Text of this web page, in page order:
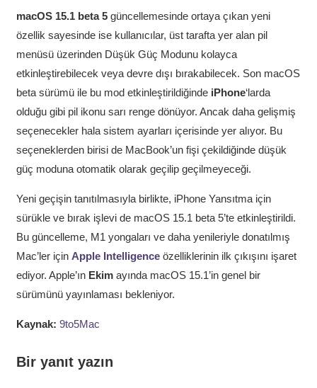
macOS 15.1 beta 5güncellemesinde ortaya çıkan yeni
özellik sayesinde ise kullanıcılar, üst tarafta yer alan pil
menüsü üzerinden Düşük Güç Modunu kolayca
etkinleştirebilecek veya devre dışı bırakabilecek. Son macOS
beta sürümü ile bu mod etkinleştirildiğinde iPhone‘larda
olduğu gibi pil ikonu sarı renge dönüyor. Ancak daha gelişmiş
seçenecekler hala sistem ayarları içerisinde yer alıyor. Bu
seçeneklerden birisi de MacBook’un fişi çekildiğinde düşük
güç moduna otomatik olarak geçilip geçilmeyeceği.
Yeni geçişin tanıtılmasıyla birlikte, iPhone Yansıtma için
sürükle ve bırak işlevi de macOS 15.1 beta 5’te etkinleştirildi.
Bu güncelleme, M1 yongaları ve daha yenileriyle donatılmış
Mac’ler için Apple Intelligenceözelliklerinin ilk çıkışını işaret
ediyor. Apple’ın Ekimayında macOS 15.1’in genel bir
sürümünü yayınlaması bekleniyor.
Kaynak: 9to5Mac
Bir yanıt yazın